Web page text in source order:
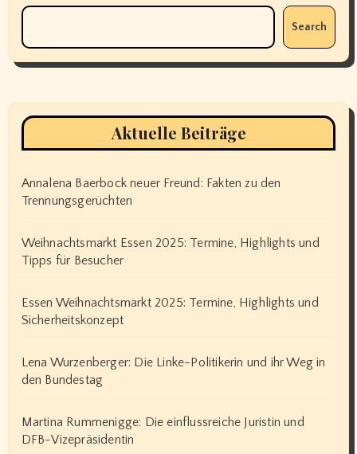
Search
Aktuelle Beiträge
Annalena Baerbock neuer Freund: Fakten zu den
Trennungsgerüchten
Weihnachtsmarkt Essen 2025: Termine, Highlights und
Tipps für Besucher
Essen Weihnachtsmarkt 2025: Termine, Highlights und
Sicherheitskonzept
Lena Wurzenberger: Die Linke-Politikerin und ihr Weg in
den Bundestag
Martina Rummenigge: Die einflussreiche Juristin und
DFB-Vizepräsidentin